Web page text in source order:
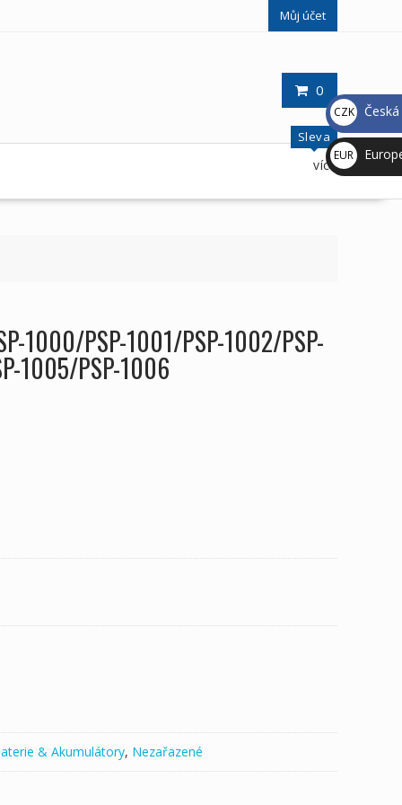
Můj účet
0
Sleva
více
1000/PSP-1001/PSP-1002/PSP-
1005/PSP-1006
& Akumulátory, Nezařazené
CZK
Kč
EUR
€